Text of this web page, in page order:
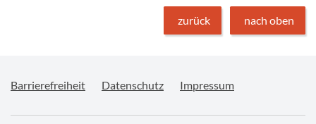
zurück nach oben
Barrierefreiheit Datenschutz Impressum